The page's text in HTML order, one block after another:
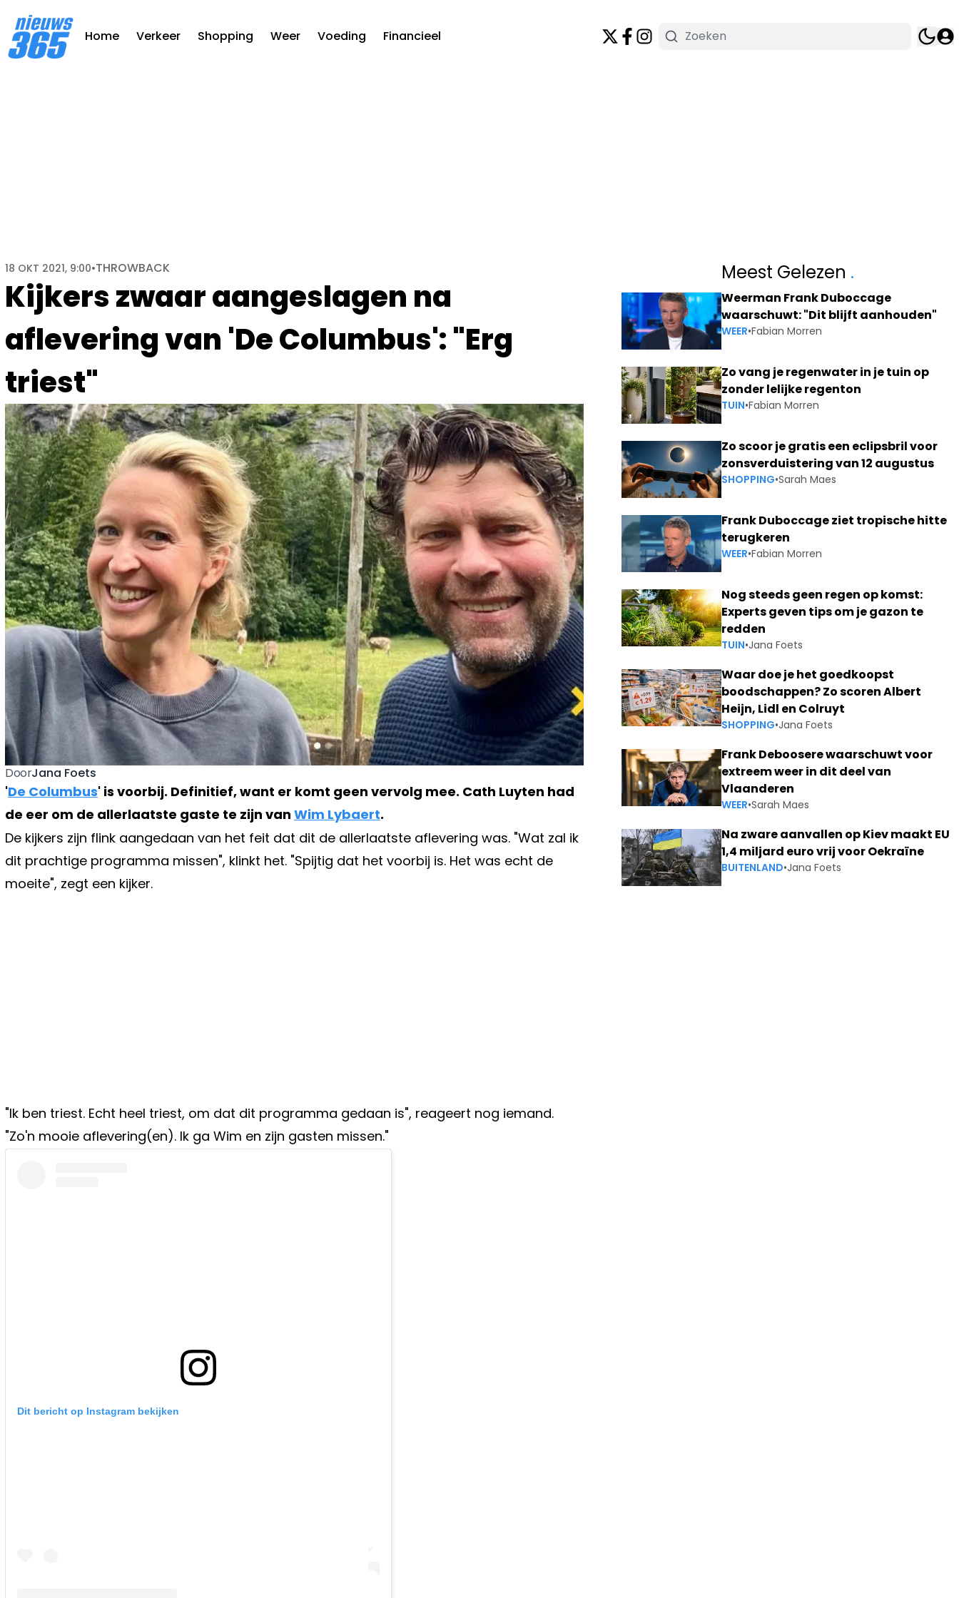
Home Verkeer Shopping Weer Voeding Financieel
Kijkers zwaar aangeslagen na
aflevering van 'De Columbus': "Erg
triest"
18 OKT 2021, 9:00•THROWBACK
DoorJana Foets
'De Columbus' is voorbij. Definitief, want er komt geen vervolg mee. Cath Luyten had
de eer om de allerlaatste gaste te zijn van Wim Lybaert.
De kijkers zijn flink aangedaan van het feit dat dit de allerlaatste aflevering was. "Wat zal ik
dit prachtige programma missen", klinkt het. "Spijtig dat het voorbij is. Het was echt de
moeite", zegt een kijker.
"Ik ben triest. Echt heel triest, om dat dit programma gedaan is", reageert nog iemand.
"Zo'n mooie aflevering(en). Ik ga Wim en zijn gasten missen."
Dit bericht op Instagram bekijken
Meest Gelezen .
Weerman Frank Duboccage
waarschuwt: "Dit blijft aanhouden"
WEER•Fabian Morren
Zo vang je regenwater in je tuin op
zonder lelijke regenton
TUIN•Fabian Morren
Zo scoor je gratis een eclipsbril voor
zonsverduistering van 12 augustus
SHOPPING•Sarah Maes
Frank Duboccage ziet tropische hitte
terugkeren
WEER•Fabian Morren
Nog steeds geen regen op komst:
Experts geven tips om je gazon te
redden
TUIN•Jana Foets
Waar doe je het goedkoopst
boodschappen? Zo scoren Albert
Heijn, Lidl en Colruyt
SHOPPING•Jana Foets
Frank Deboosere waarschuwt voor
extreem weer in dit deel van
Vlaanderen
WEER•Sarah Maes
Na zware aanvallen op Kiev maakt EU
1,4 miljard euro vrij voor Oekraïne
BUITENLAND•Jana Foets